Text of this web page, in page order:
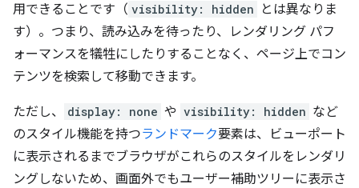
用できることです（ visibility: hidden
とは異なりま
す）。つまり、読み込みを待ったり、レンダリング パフ
ォーマンスを犠牲にしたりすることなく、ページ上でコン
テンツを検索して移動できます。
ただし、 display: none や visibility: hidden など
のスタイル機能を持つランドマーク要素は、ビューポート
に表示されるまでブラウザがこれらのスタイルをレンダリ
ングしないため、画面外でもユーザー補助ツリーに表示さ